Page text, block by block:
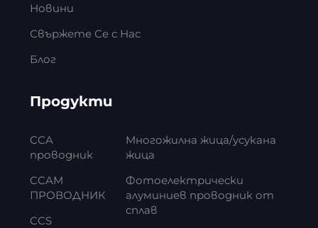
Новини
Свържете Се с Нас
Блог
Продукти
CCA
проводник
CCAM
ПРОВОДНИК
CCS
Многожилна жица/усукана
жица
Фотоелектрически
алуминиев проводник от
сплав